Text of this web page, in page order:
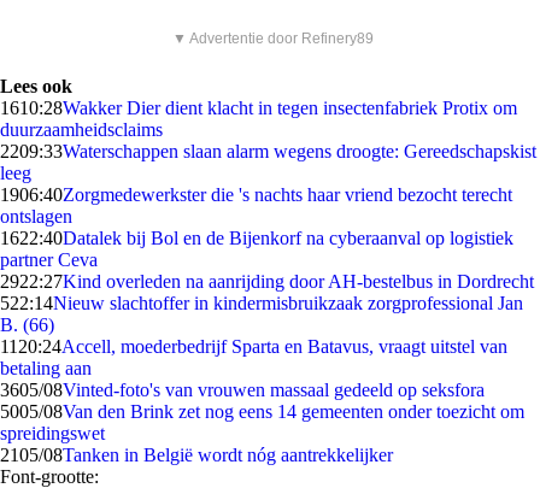
▼ Advertentie door Refinery89
Lees ook
1610:28Wakker Dier dient klacht in tegen insectenfabriek Protix om
duurzaamheidsclaims
2209:33Waterschappen slaan alarm wegens droogte: Gereedschapskist
leeg
1906:40Zorgmedewerkster die 's nachts haar vriend bezocht terecht
ontslagen
1622:40Datalek bij Bol en de Bijenkorf na cyberaanval op logistiek
partner Ceva
2922:27Kind overleden na aanrijding door AH-bestelbus in Dordrecht
522:14Nieuw slachtoffer in kindermisbruikzaak zorgprofessional Jan
B. (66)
11 20:24Accell, moederbedrijf Sparta en Batavus, vraagt uitstel van
betaling aan
3605/08Vinted-foto's van vrouwen massaal gedeeld op seksfora
5005/08Van den Brink zet nog eens 14 gemeenten onder toezicht om
spreidingswet
2105/08Tanken in België wordt nóg aantrekkelijker
Font-grootte: